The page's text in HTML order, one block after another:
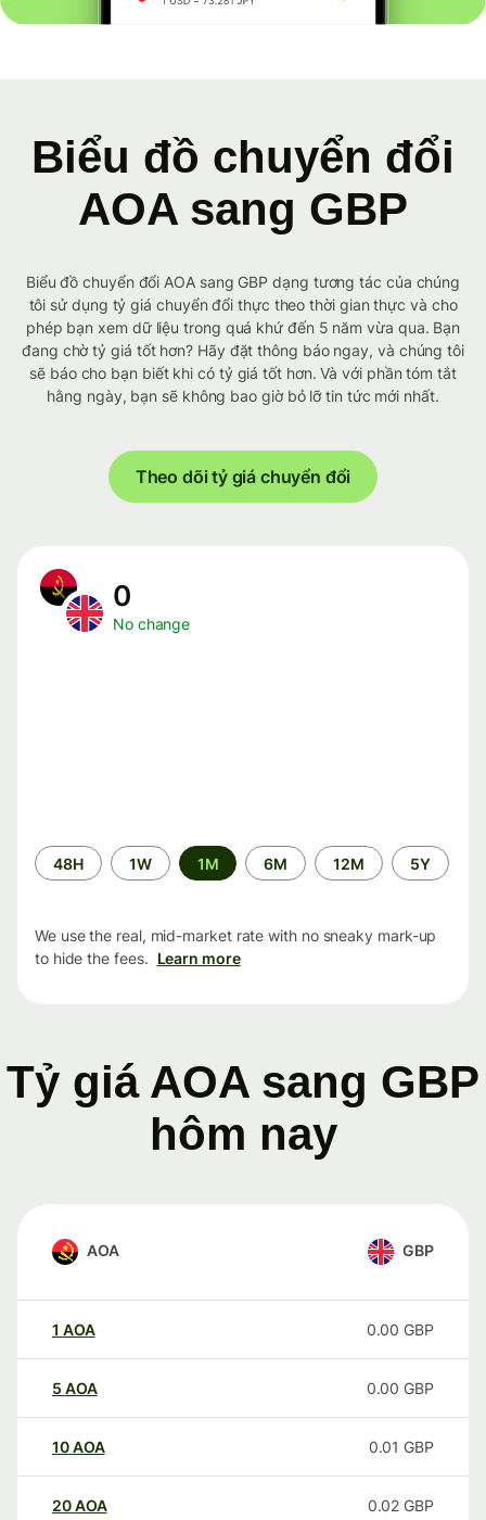
Biểu đồ chuyển đổi
AOA sang GBP
Biểu đồ chuyển đổi AOA sang GBP dạng tương tác của chúng
tôi sử dụng tỷ giá chuyển đổi thực theo thời gian thực và cho
phép bạn xem dữ liệu trong quá khứ đến 5 năm vừa qua. Bạn
đang chờ tỷ giá tốt hơn? Hãy đặt thông báo ngay, và chúng tôi
sẽ báo cho bạn biết khi có tỷ giá tốt hơn. Và với phần tóm tắt
hằng ngày, bạn sẽ không bao giờ bỏ lỡ tin tức mới nhất.
Theo dõi tỷ giá chuyển đổi
0
No change
Time
period
48H 1W 1M 6M 12M 5Y
We use the real, mid-market rate with no sneaky mark-up
to hide the fees. Learn more
Tỷ giá AOA sang GBP
hôm nay
AOA GBP
1 AOA 0.00 GBP
5 AOA 0.00 GBP
10AOA 0.01 GBP
20AOA 0.02 GBP